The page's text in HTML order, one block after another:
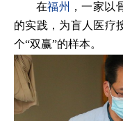
在福州 ，一家以
的实践，为盲人医疗
个“双赢”的样本。